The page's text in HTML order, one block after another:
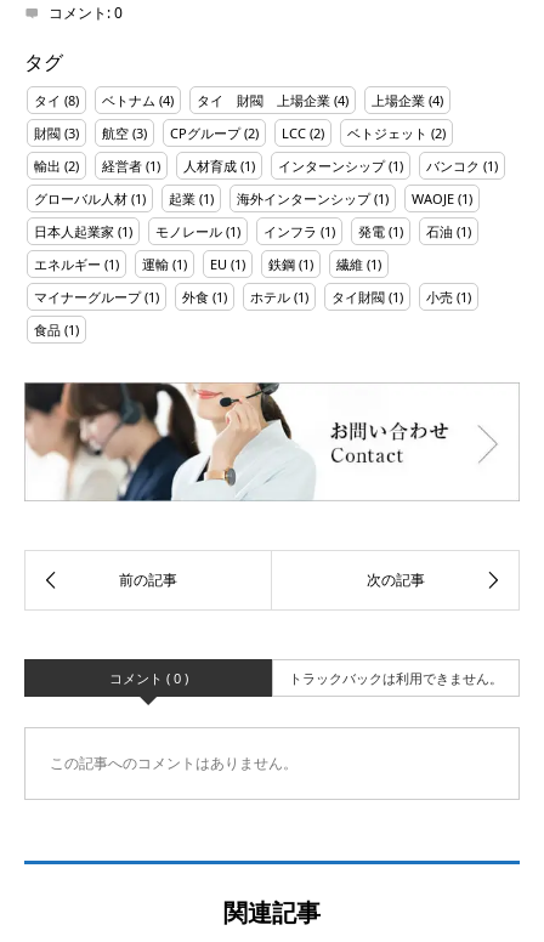
コメント:0
タグ
タイ (8) ベトナム (4) タイ 財閥 上場企業 (4) 上場企業 (4)
財閥 (3) 航空 (3) CPグループ(2) LCC (2) ベトジェット (2)
輸出 (2) 経営者 (1) 人材育成 (1) インターンシップ(1) バンコク (1)
グローバル人材 (1) 起業 (1) 海外インターンシップ(1) WAOJE (1)
日本人起業家 (1) モノレール (1) インフラ (1) 発電 (1) 石油 (1)
エネルギー (1) 運輸 (1) EU (1) 鉄鋼 (1) 繊維 (1)
マイナーグループ(1) 外食 (1) ホテル (1) タイ財閥 (1) 小売 (1)
食品 (1)
コメント ( 0 ) トラックバックは利用できません。
この記事へのコメントはありません。
関連記事